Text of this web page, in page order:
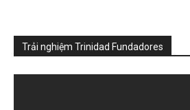
Trải nghiệm Trinidad Fundadores